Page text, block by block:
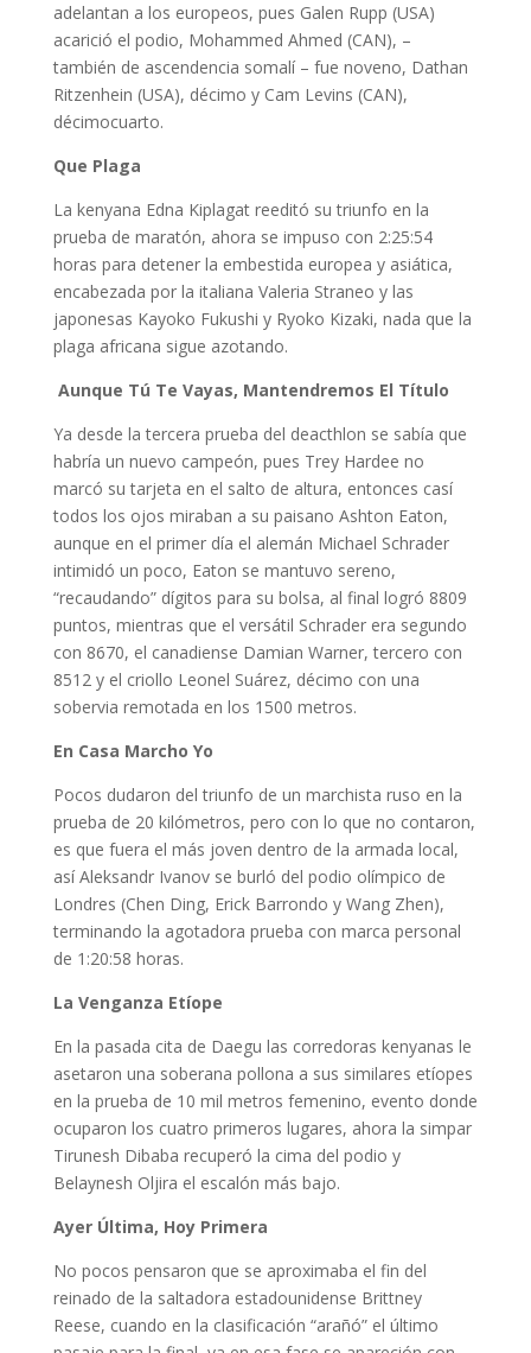
adelantan a los europeos, pues Galen Rupp (USA)
acarició el podio, Mohammed Ahmed (CAN), –
también de ascendencia somalí – fue noveno, Dathan
Ritzenhein (USA), décimo y Cam Levins (CAN),
décimocuarto.
Que Plaga
La kenyana Edna Kiplagat reeditó su triunfo en la
prueba de maratón, ahora se impuso con 2:25:54
horas para detener la embestida europea y asiática,
encabezada por la italiana Valeria Straneo y las
japonesas Kayoko Fukushi y Ryoko Kizaki, nada que la
plaga africana sigue azotando.
Aunque Tú Te Vayas, Mantendremos El Título
Ya desde la tercera prueba del deacthlon se sabía que
habría un nuevo campeón, pues Trey Hardee no
marcó su tarjeta en el salto de altura, entonces casí
todos los ojos miraban a su paisano Ashton Eaton,
aunque en el primer día el alemán Michael Schrader
intimidó un poco, Eaton se mantuvo sereno,
“recaudando” dígitos para su bolsa, al final logró 8809
puntos, mientras que el versátil Schrader era segundo
con 8670, el canadiense Damian Warner, tercero con
8512 y el criollo Leonel Suárez, décimo con una
sobervia remotada en los 1500 metros.
En Casa Marcho Yo
Pocos dudaron del triunfo de un marchista ruso en la
prueba de 20 kilómetros, pero con lo que no contaron,
es que fuera el más joven dentro de la armada local,
así Aleksandr Ivanov se burló del podio olímpico de
Londres (Chen Ding, Erick Barrondo y Wang Zhen),
terminando la agotadora prueba con marca personal
de 1:20:58 horas.
La Venganza Etíope
En la pasada cita de Daegu las corredoras kenyanas le
asetaron una soberana pollona a sus similares etíopes
en la prueba de 10 mil metros femenino, evento donde
ocuparon los cuatro primeros lugares, ahora la simpar
Tirunesh Dibaba recuperó la cima del podio y
Belaynesh Oljira el escalón más bajo.
Ayer Última, Hoy Primera
No pocos pensaron que se aproximaba el fin del
reinado de la saltadora estadounidense Brittney
Reese, cuando en la clasificación “arañó” el último